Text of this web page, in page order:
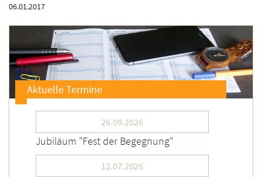
06.01.2017
Aktuelle Termine
26.09.2026
Jubiläum "Fest der Begegnung"
12.07.2026